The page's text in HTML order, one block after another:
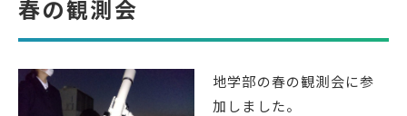
教科ガイド
春の観測会
地学部の春の観測会に参
加しました。